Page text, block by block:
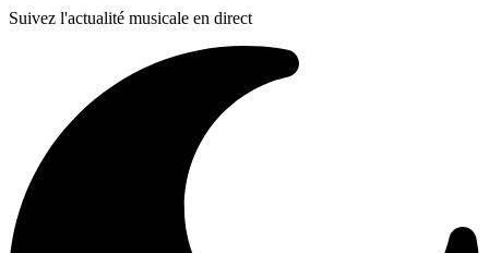
Suivez l'actualité musicale en direct